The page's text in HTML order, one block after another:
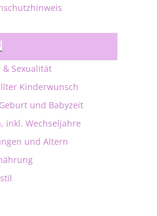
Sexualität
Kinderwunsch
und Babyzeit
inkl. Wechseljahre
und Altern